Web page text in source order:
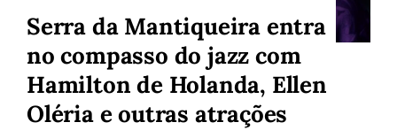
Serra da Mantiqueira entra
no compasso do jazz com
Hamilton de Holanda, Ellen
Oléria e outras atrações